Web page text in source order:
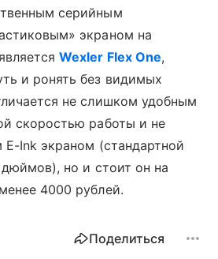
серийным
экраном на
Wexler Flex One,
и ронять без видимых
не слишком удобным
скоростью работы и не
Ink экраном (стандартной
но и стоит он на
4000 рублей.
Поделиться